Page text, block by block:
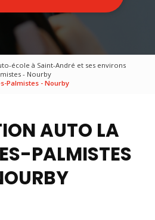
école à Saint-André et ses environs
- Nourby
Palmistes - Nourby
AUTO LA
PALMISTES